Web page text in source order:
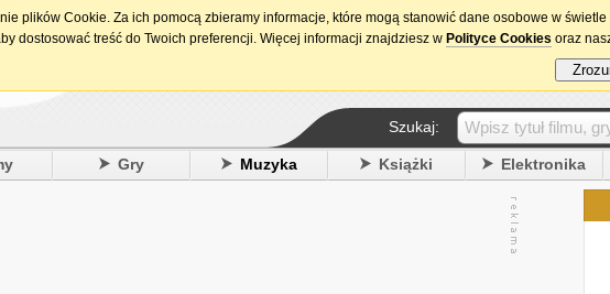
15. urodziny DataPremiery.pl
Szukaj:
Gry Muzyka Książki Elektronika
plików Cookie. Za ich pomocą zbieramy informacje, które mogą stanowić dane osobowe w
dostosować treść do Twoich preferencji. Więcej informacji znajdziesz w Polityce Cookies oraz